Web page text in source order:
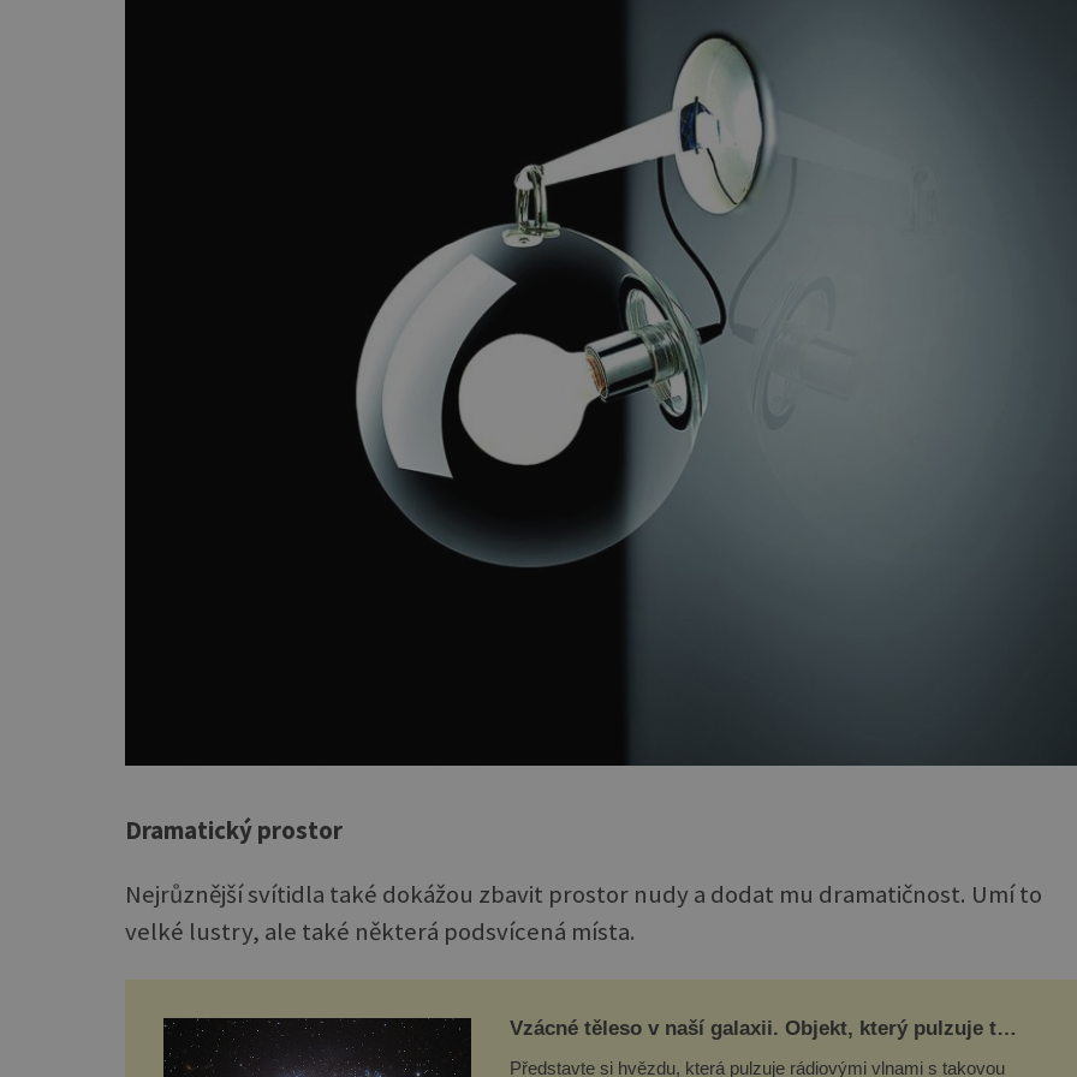
Dramatický prostor
Nejrůznější svítidla také dokážou zbavit prostor nudy a dodat mu dramatičnost. Umí to
velké lustry, ale také některá podsvícená místa.
Vzácné těleso v naší galaxii. Objekt, který pulzuje tak
Představte si hvězdu, která pulzuje rádiovými vlnami s takovou